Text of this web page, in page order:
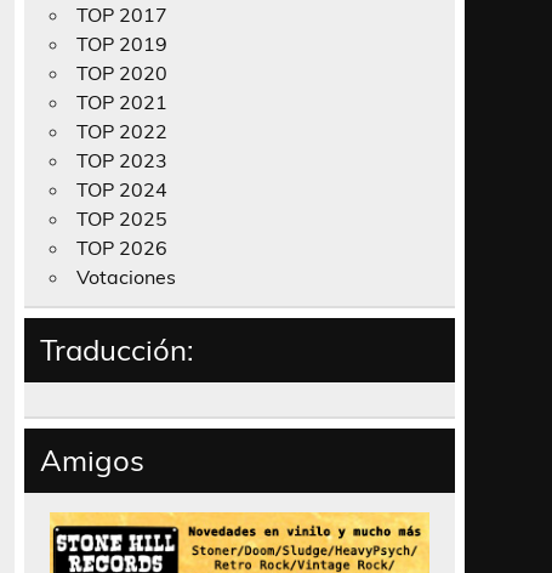
TOP 2017
TOP 2019
TOP 2020
TOP 2021
TOP 2022
TOP 2023
TOP 2024
TOP 2025
TOP 2026
Votaciones
Traducción:
Amigos